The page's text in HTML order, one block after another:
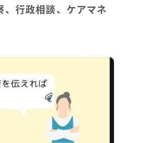
、行政相談、ケアマネ